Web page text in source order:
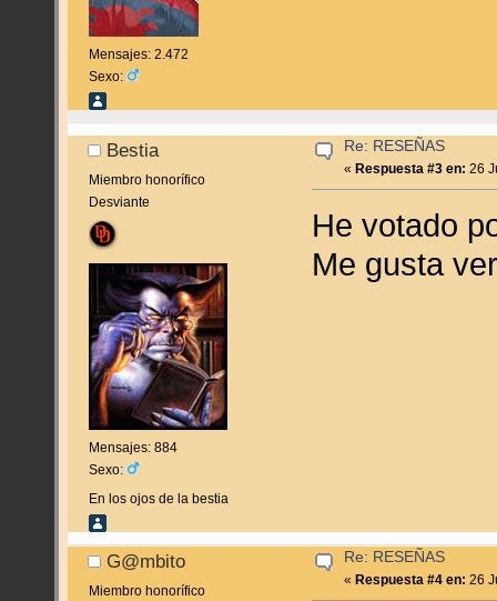
Mensajes: 2.472
Sexo:
Bestia
Miembro honorífico
Desviante
Mensajes: 884
Sexo:
En los ojos de la bestia
Re: RESEÑAS
« Respuesta #3 en: 26
He votado
Me gusta
G@mbito
Miembro honorífico
Re: RESEÑAS
« Respuesta #4 en: 26